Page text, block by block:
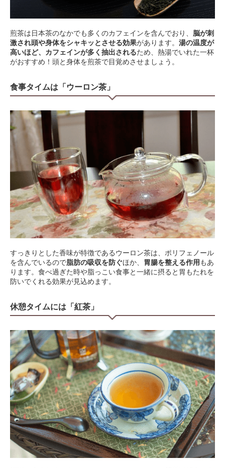
煎茶は日本茶のなかでも多くのカフェインを含んでおり、 脳が刺
激され頭や身体をシャキッとさせる効果があります。 湯の温度が
高いほど、カフェインが多く抽出されるため、熱湯でいれた一杯
がおすすめ！頭と身体を煎茶で目覚めさせましょう。
食事タイムは「ウーロン茶」
すっきりとした香味が特徴であるウーロン茶は、ポリフェノール
を含んでいるので脂肪の吸収を防ぐほか、 胃腸を整える作用 もあ
ります。食べ過ぎた時や脂っこい食事と一緒に摂ると胃もたれを
防いでくれる効果が見込めます。
休憩タイムには「紅茶」